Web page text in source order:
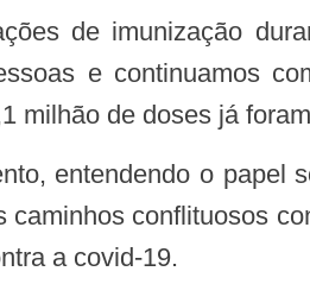
e continuamos
milhão de doses já
caminhos conflituosos
a covid-19.